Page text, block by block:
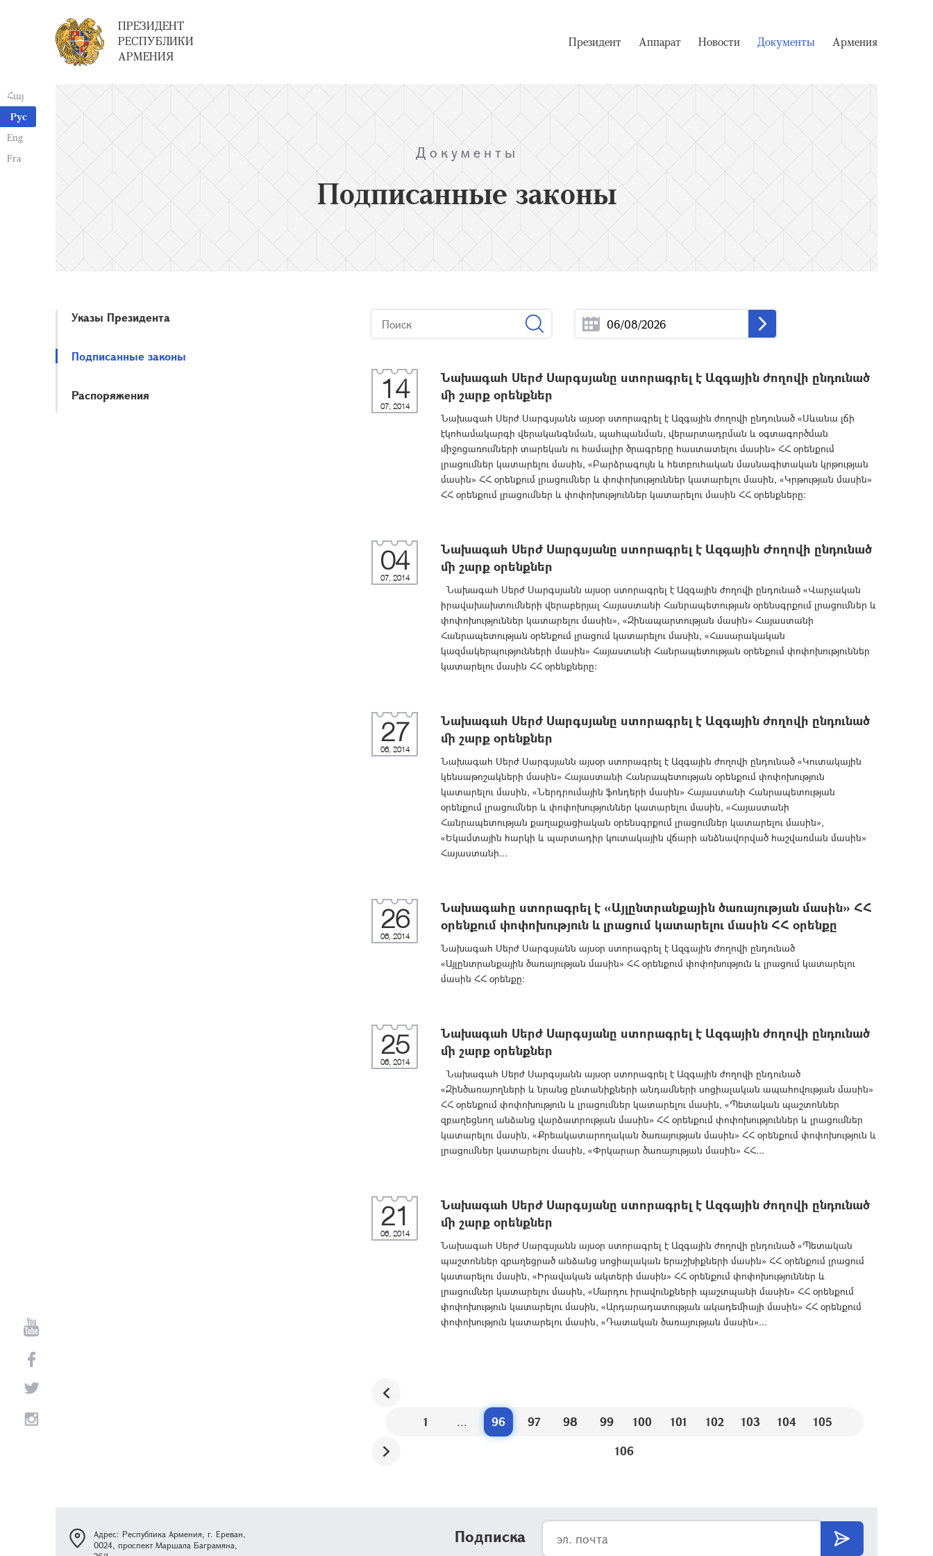
Հայ
Рус
Eng
Fra
ПРЕЗИДЕНТ
РЕСПУБЛИКИ
АРМЕНИЯ
Президент Аппарат Новости Документы Армения
Документы
Подписанные законы
Указы Президента
Подписанные законы
Распоряжения 14
07, 2014
Նախագահ Սերժ Սարգսյանը ստորագրել է Ազգային ժողովի ընդունած
մի շարք օրենքներ
Նախագահ Սերժ Սարգսյանն այսօր ստորագրել է Ազգային ժողովի ընդունած «Սևանա լճի
էկոհամակարգի վերականգնման, պահպանման, վերարտադրման և օգտագործման
միջոցառումների տարեկան ու համալիր ծրագրերը հաստատելու մասին» ՀՀ օրենքում
լրացումներ կատարելու մասին, «Բարձրագույն և հետբուհական մասնագիտական կրթության
մասին» ՀՀ օրենքում լրացումներ և փոփոխություններ կատարելու մասին, «Կրթության մասին»
ՀՀ օրենքում լրացումներ և փոփոխություններ կատարելու մասին ՀՀ օրենքները:
04
07, 2014
Նախագահ Սերժ Սարգսյանը ստորագրել է Ազգային Ժողովի ընդունած
մի շարք օրենքներ
Նախագահ Սերժ Սարգսյանն այսօր ստորագրել է Ազգային ժողովի ընդունած «Վարչական
իրավախախտումների վերաբերյալ Հայաստանի Հանրապետության օրենսգրքում լրացումներ և
փոփոխություններ կատարելու մասին», «Զինապարտության մասին» Հայաստանի
Հանրապետության օրենքում լրացում կատարելու մասին, «Հասարակական
կազմակերպությունների մասին» Հայաստանի Հանրապետության օրենքում փոփոխություններ
կատարելու մասին ՀՀ օրենքները:
27
06, 2014
Նախագահ Սերժ Սարգսյանը ստորագրել է Ազգային ժողովի ընդունած
մի շարք օրենքներ
Նախագահ Սերժ Սարգսյանն այսօր ստորագրել է Ազգային ժողովի ընդունած «Կուտակային
կենսաթոշակների մասին» Հայաստանի Հանրապետության օրենքում փոփոխություն
կատարելու մասին, «Ներդրումային ֆոնդերի մասին» Հայաստանի Հանրապետության
օրենքում լրացումներ և փոփոխություններ կատարելու մասին, «Հայաստանի
Հանրապետության քաղաքացիական օրենսգրքում լրացումներ կատարելու մասին»,
«Եկամտային հարկի և պարտադիր կուտակային վճարի անձնավորված հաշվառման մասին»
Հայաստանի...
26
06, 2014
Նախագահը ստորագրել է «Այլընտրանքային ծառայության մասին» ՀՀ
օրենքում փոփոխություն և լրացում կատարելու մասին ՀՀ օրենքը
Նախագահ Սերժ Սարգսյանն այսօր ստորագրել է Ազգային ժողովի ընդունած
«Այլընտրանքային ծառայության մասին» ՀՀ օրենքում փոփոխություն և լրացում կատարելու
մասին ՀՀ օրենքը:
25
06, 2014
Նախագահ Սերժ Սարգսյանը ստորագրել է Ազգային ժողովի ընդունած
մի շարք օրենքներ
Նախագահ Սերժ Սարգսյանն այսօր ստորագրել է Ազգային ժողովի ընդունած
«Զինծառայողների և նրանց ընտանիքների անդամների սոցիալական ապահովության մասին»
ՀՀ օրենքում փոփոխություն և լրացումներ կատարելու մասին, «Պետական պաշտոններ
զբաղեցնող անձանց վարձատրության մասին» ՀՀ օրենքում փոփոխություններ և լրացումներ
կատարելու մասին, «Քրեակատարողական ծառայության մասին» ՀՀ օրենքում փոփոխություն և
լրացումներ կատարելու մասին, «Փրկարար ծառայության մասին» ՀՀ...
21
06, 2014
Նախագահ Սերժ Սարգսյանը ստորագրել է Ազգային ժողովի ընդունած
մի շարք օրենքներ
Նախագահ Սերժ Սարգսյանն այսօր ստորագրել է Ազգային ժողովի ընդունած «Պետական
պաշտոններ զբաղեցրած անձանց սոցիալական երաշխիքների մասին» ՀՀ օրենքում լրացում
կատարելու մասին, «Իրավական ակտերի մասին» ՀՀ օրենքում փոփոխություններ և
լրացումներ կատարելու մասին, «Մարդու իրավունքների պաշտպանի մասին» ՀՀ օրենքում
փոփոխություն կատարելու մասին, «Արդարադատության ակադեմիայի մասին» ՀՀ օրենքում
փոփոխություն կատարելու մասին, «Դատական ծառայության մասին»...
1 ... 96 97 98 99 100 101 102 103 104
105
106
Подписка
Адрес: Республика Армения, г. Ереван,
0024, проспект Маршала Баграмяна,